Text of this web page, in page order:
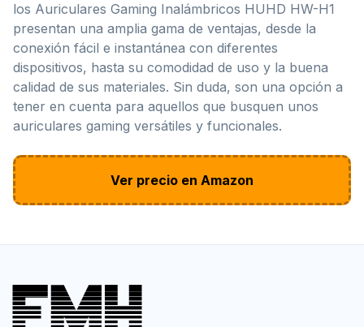
los Auriculares Gaming Inalámbricos HUHD HW-H1
presentan una amplia gama de ventajas, desde la
conexión fácil e instantánea con diferentes
dispositivos, hasta su comodidad de uso y la buena
calidad de sus materiales. Sin duda, son una opción a
tener en cuenta para aquellos que busquen unos
auriculares gaming versátiles y funcionales.
Ver precio en Amazon